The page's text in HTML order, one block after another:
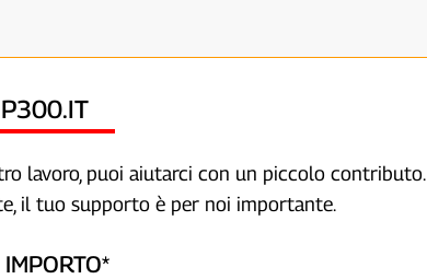
P300.IT
lavoro, puoi aiutarci con un piccolo contributo.
il tuo supporto è per noi importante.